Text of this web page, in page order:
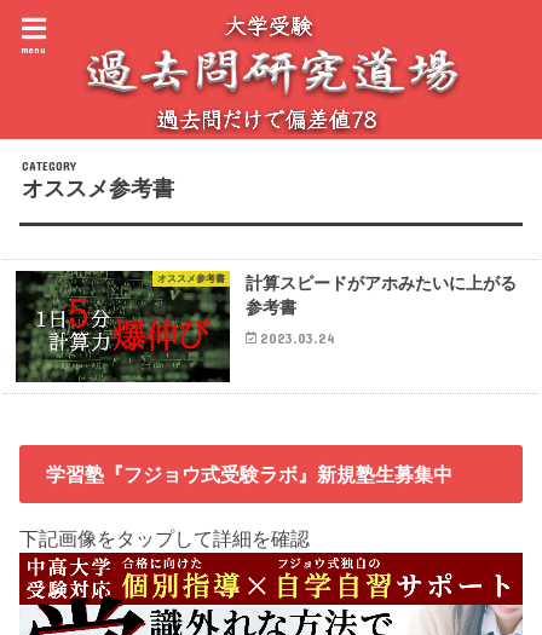
menu
オススメ参考書
オススメ参考書
計算スピードがアホみたいに上がる
参考書
2023.03.24
学習塾『フジョウ式受験ラボ』新規塾生募集中
下記画像をタップして詳細を確認